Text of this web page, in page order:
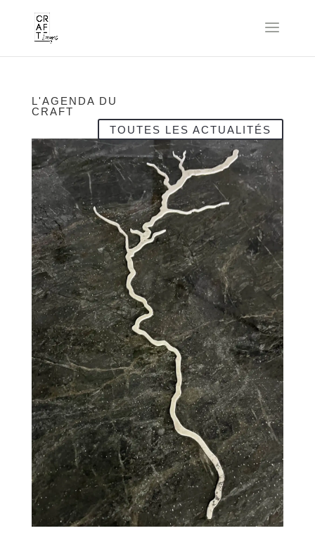
L'AGENDA DU
CRAFT
TOUTES LES ACTUALITÉS